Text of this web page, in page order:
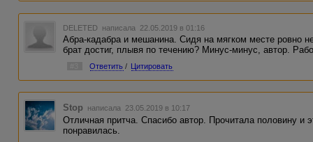
DELETED написала 22.05.2019 в 01:16
Абра-кадабра и мешанина. Сидя на мягком месте ровно
брат достиг, плывя по течению? Минус-минус, автор.
Ответить / Цитировать
Stop написала 23.05.2019 в 10:17
Отличная притча. Спасибо автор. Прочитала половину и
понравилась.